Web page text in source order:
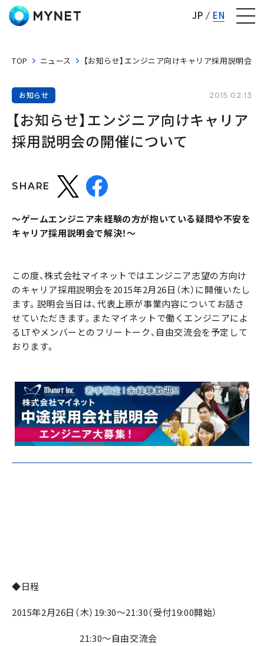
JP EN
TOP ニュース 【お知らせ】エンジニア向けキャリア採用説明会
お知らせ 2015.02.13
【お知らせ】エンジニア向けキャリア
採用説明会の開催について
SHARE
～ゲームエンジニア未経験の方が抱いている疑問や不安を
キャリア採用説明会で解決！～
この度、株式会社マイネットではエンジニア志望の方向け
のキャリア採用説明会を2015年2月26日（木）に開催いたし
ます。説明会当日は、代表上原が事業内容についてお話さ
せていただきます。またマイネットで働くエンジニアによ
るLTやメンバーとのフリートーク、自由交流会を予定して
おります。
◆日程
2015年2月26日（木）19:30～21:30（受付19:00開始）
21:30～自由交流会